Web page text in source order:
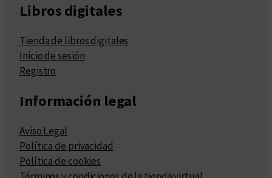
Libros digitales
Tienda de libros digitales
Inicio de sesión
Registro
Información legal
Aviso Legal
Política de privacidad
Política de cookies